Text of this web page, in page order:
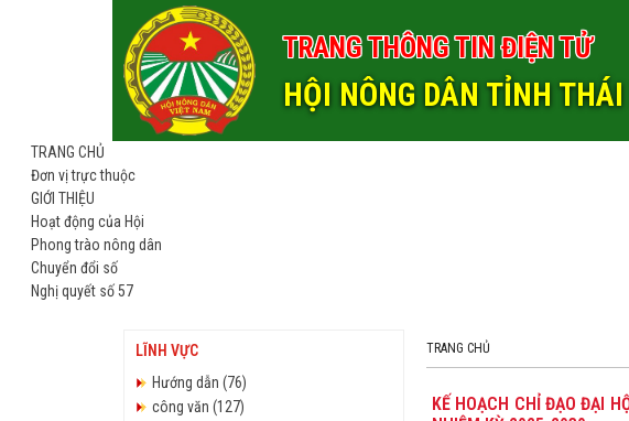
TRANG THÔNG TIN ĐIỆN TỬ
HỘI NÔNG DÂN TỈNH THÁI
TRANG CHỦ
Đơn vị trực thuộc
GIỚI THIỆU
Hoạt động của Hội
Phong trào nông dân
Chuyển đổi số
Nghị quyết số 57
LĨNH VỰC
Hướng dẫn (76)
công văn (127)
TRANG CHỦ
KẾ HOẠCH CHỈ ĐẠO ĐẠI